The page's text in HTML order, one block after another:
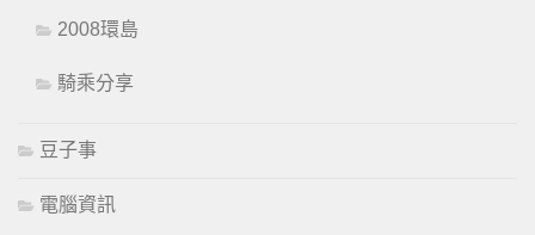
2008環島
騎乘分享
豆子事
電腦資訊